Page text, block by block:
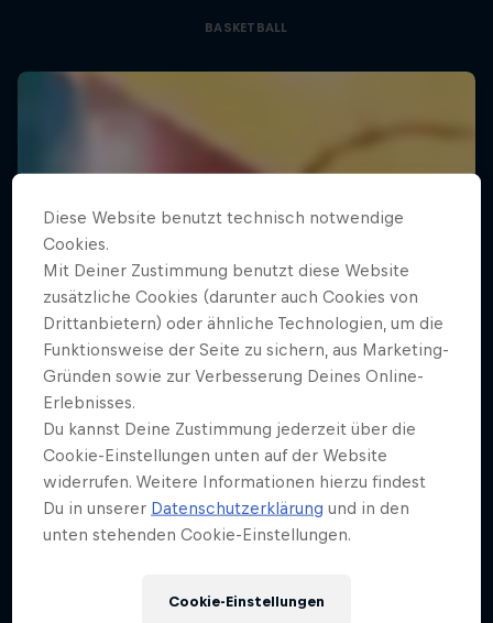
BASKETBALL
Diese Website benutzt technisch notwendige
Cookies.
Mit Deiner Zustimmung benutzt diese Website
zusätzliche Cookies (darunter auch Cookies von
Drittanbietern) oder ähnliche Technologien, um die
Funktionsweise der Seite zu sichern, aus Marketing-
Gründen sowie zur Verbesserung Deines Online-
Erlebnisses.
Du kannst Deine Zustimmung jederzeit über die
Cookie-Einstellungen unten auf der Website
widerrufen. Weitere Informationen hierzu findest
Du in unserer Datenschutzerklärung und in den
unten stehenden Cookie-Einstellungen.
Cookie-Einstellungen